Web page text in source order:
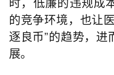
时，低廉的违规成
的竞争环境，也让
逐良币”的趋势，进
展。